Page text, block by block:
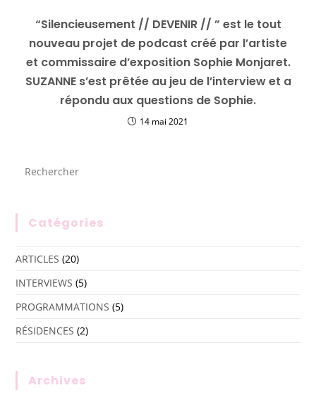
“Silencieusement // DEVENIR // ” est le tout
nouveau projet de podcast créé par l’artiste
et commissaire d’exposition Sophie Monjaret.
SUZANNE s’est prêtée au jeu de l’interview et a
répondu aux questions de Sophie.
14 mai 2021
Catégories
ARTICLES (20)
INTERVIEWS (5)
PROGRAMMATIONS (5)
RÉSIDENCES (2)
Archives